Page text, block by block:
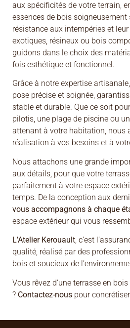
aux spécificités de votre terrain,
essences de bois
résistance aux intempéries et
exotiques, résineux ou bois
guidons dans le choix des
fois esthétique et fonctionnel.
Grâce à notre expertise
pose précise et soignée,
stable et durable. Que ce soit
pilotis, une plage de piscine ou
attenant à votre habitation, nous
réalisation à vos besoins et à
Nous attachons une grande
aux détails, pour que votre
parfaitement à votre espace
temps. De la conception aux
vous accompagnons à chaque
espace extérieur qui vous
L’Atelier Kerouault, c’est
qualité, réalisé par des
bois et soucieux de
Vous rêvez d’une terrasse en
? Contactez-nous pour